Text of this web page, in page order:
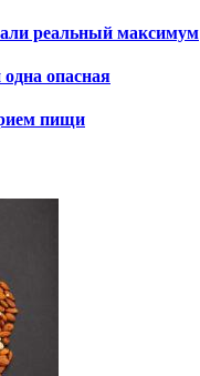
реальный максимум
опасная
пищи